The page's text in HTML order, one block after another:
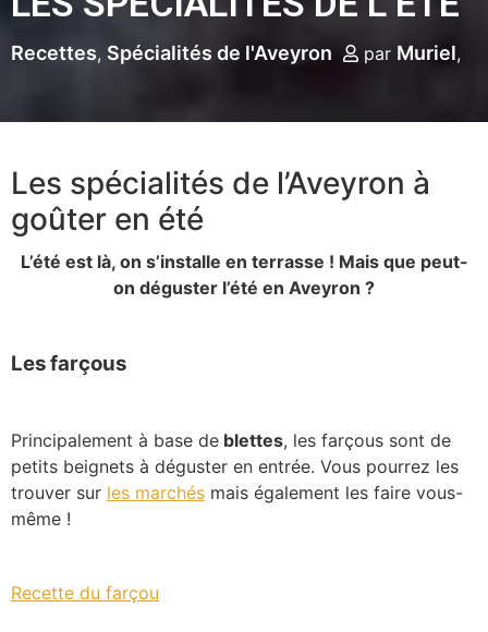
Recettes Spécialités de l'Aveyron par Muriel
Les spécialités de l’Aveyron à
goûter en été
L’été est là, on s’installe en terrasse ! Mais que peut-
on déguster l’été en Aveyron ?
Les farçous
Principalement à base de blettes, les farçous sont de
petits beignets à déguster en entrée. Vous pourrez les
trouver sur les marchés mais également les faire vous-
même !
Recette du farçou